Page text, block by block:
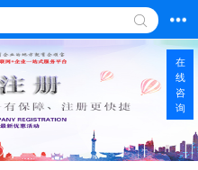
在
线
咨
询